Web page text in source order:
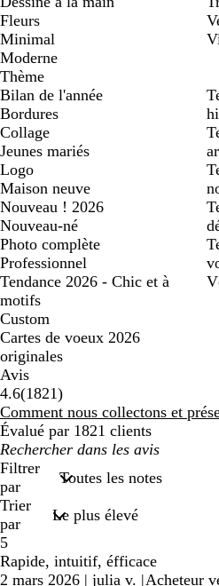
Fleurs
Minimal
Moderne
Thème
Bilan de l'année
Bordures
Collage
Jeunes mariés
Logo
Maison neuve
Nouveau ! 2026
Nouveau-né
Photo complète
Professionnel
Tendance 2026 - Chic et à
motifs
Custom
Cartes de voeux 2026
originales
Avis
4.6(18211821
avis
)
Comment nous collectons et
Évalué par 1821 clients
Mes
recherches
saisies
Filtrer
par
Trier
par
5
Rapide, intuitif, éfficace
2 mars 2026 | julia v. |Acheteur